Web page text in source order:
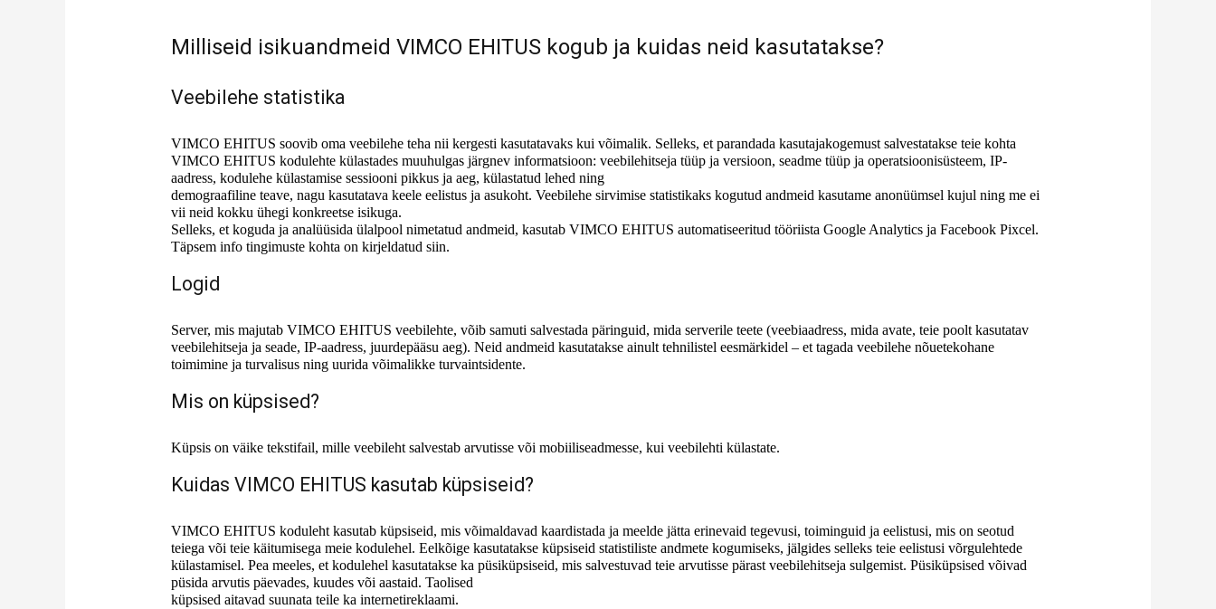
Milliseid isikuandmeid VIMCO EHITUS kogub ja kuidas neid kasutatakse?
Veebilehe statistika
VIMCO EHITUS soovib oma veebilehe teha nii kergesti kasutatavaks kui võimalik. Selleks, et parandada kasutajakogemust salvestatakse teie kohta
VIMCO EHITUS kodulehte külastades muuhulgas järgnev informatsioon: veebilehitseja tüüp ja versioon, seadme tüüp ja operatsioonisüsteem, IP-
aadress, kodulehe külastamise sessiooni pikkus ja aeg, külastatud lehed ning
demograafiline teave, nagu kasutatava keele eelistus ja asukoht. Veebilehe sirvimise statistikaks kogutud andmeid kasutame anonüümsel kujul ning me ei
vii neid kokku ühegi konkreetse isikuga.
Selleks, et koguda ja analüüsida ülalpool nimetatud andmeid, kasutab VIMCO EHITUS automatiseeritud tööriista Google Analytics ja Facebook Pixcel.
Täpsem info tingimuste kohta on kirjeldatud siin.
Logid
Server, mis majutab VIMCO EHITUS veebilehte, võib samuti salvestada päringuid, mida serverile teete (veebiaadress, mida avate, teie poolt kasutatav
veebilehitseja ja seade, IP-aadress, juurdepääsu aeg). Neid andmeid kasutatakse ainult tehnilistel eesmärkidel – et tagada veebilehe nõuetekohane
toimimine ja turvalisus ning uurida võimalikke turvaintsidente.
Mis on küpsised?
Küpsis on väike tekstifail, mille veebileht salvestab arvutisse või mobiiliseadmesse, kui veebilehti külastate.
Kuidas VIMCO EHITUS kasutab küpsiseid?
VIMCO EHITUS koduleht kasutab küpsiseid, mis võimaldavad kaardistada ja meelde jätta erinevaid tegevusi, toiminguid ja eelistusi, mis on seotud
teiega või teie käitumisega meie kodulehel. Eelkõige kasutatakse küpsiseid statistiliste andmete kogumiseks, jälgides selleks teie eelistusi võrgulehtede
külastamisel. Pea meeles, et kodulehel kasutatakse ka püsiküpsiseid, mis salvestuvad teie arvutisse pärast veebilehitseja sulgemist. Püsiküpsised võivad
püsida arvutis päevades, kuudes või aastaid. Taolised
küpsised aitavad suunata teile ka internetireklaami.